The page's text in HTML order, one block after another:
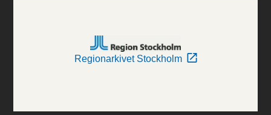
Regionarkivet Stockholm